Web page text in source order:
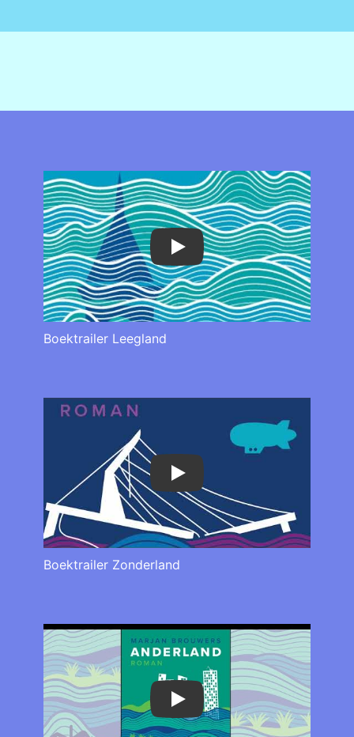
Play
Boektrailer Leegland
Play
Boektrailer Zonderland
Play